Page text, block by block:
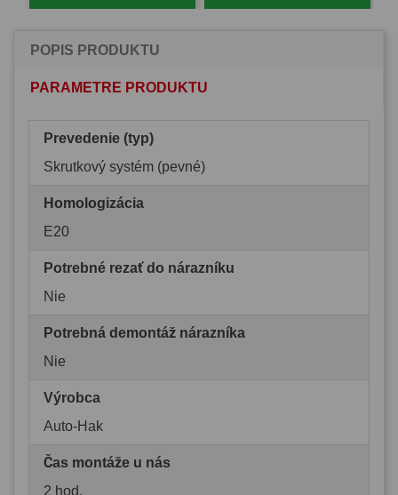
POPIS PRODUKTU
PARAMETRE PRODUKTU
Prevedenie (typ)
Skrutkový systém (pevné)
Homologizácia
E20
Potrebné rezať do nárazníku
Nie
Potrebná demontáž nárazníka
Nie
Výrobca
Auto-Hak
Čas montáže u nás
2 hod.